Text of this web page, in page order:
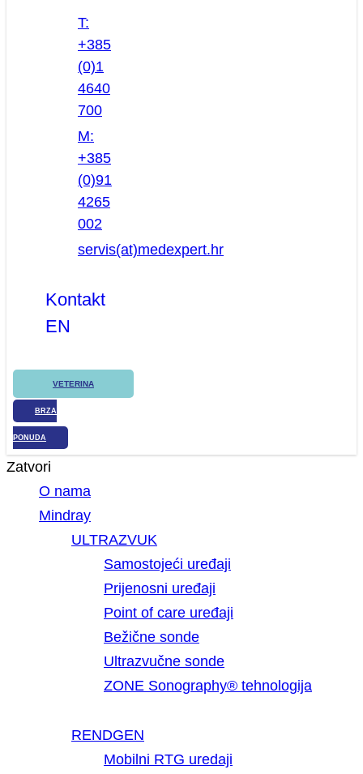
T:
+385
(0)1
4640
700
M:
+385
(0)91
4265
002
servis(at)medexpert.hr
Kontakt
EN
VETERINA
BRZA
PONUDA
Zatvori
O nama
Mindray
ULTRAZVUK
Samostojeći uređaji
Prijenosni uređaji
Point of care uređaji
Bežične sonde
Ultrazvučne sonde
ZONE Sonography® tehnologija
RENDGEN
Mobilni RTG uredaji